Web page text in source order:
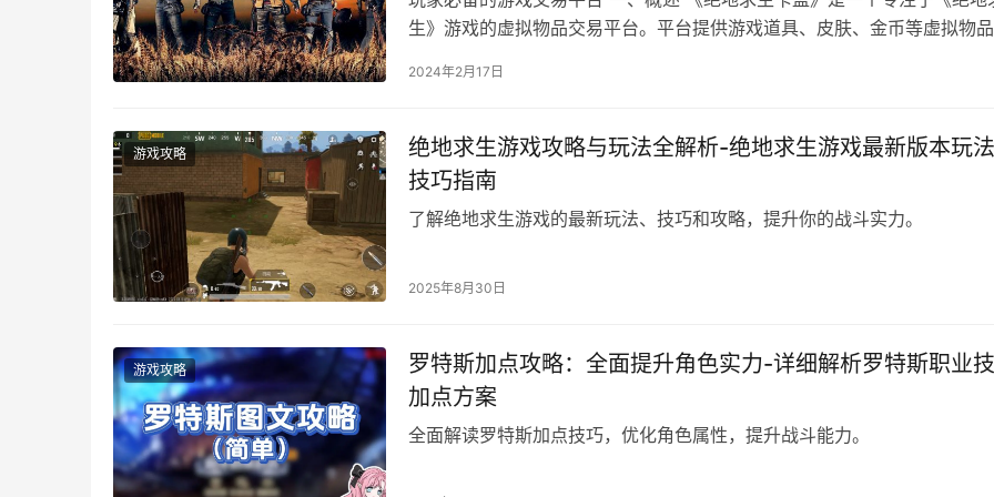
生》游戏的虚拟物品交易平台。平台提供游戏道具、皮肤、金币等虚拟物品
2024年2月17日
游戏攻略
绝地求生游戏攻略与玩法全解析-绝地求生游戏最新版本玩
技巧指南
了解绝地求生游戏的最新玩法、技巧和攻略，提升你的战斗实力。
2025年8月30日
游戏攻略
罗特斯加点攻略：全面提升角色实力-详细解析罗特斯职业
加点方案
全面解读罗特斯加点技巧，优化角色属性，提升战斗能力。